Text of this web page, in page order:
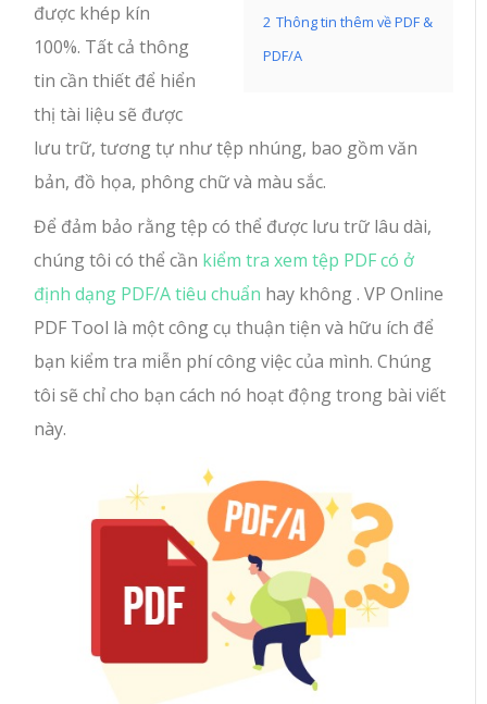
2 Thông tin thêm về PDF &
PDF/A
được khép kín
100%. Tất cả thông
tin cần thiết để hiển
thị tài liệu sẽ được
lưu trữ, tương tự như tệp nhúng, bao gồm văn
bản, đồ họa, phông chữ và màu sắc.
Để đảm bảo rằng tệp có thể được lưu trữ lâu dài,
chúng tôi có thể cần kiểm tra xem tệp PDF có ở
định dạng PDF/A tiêu chuẩn hay không . VP Online
PDF Tool là một công cụ thuận tiện và hữu ích để
bạn kiểm tra miễn phí công việc của mình. Chúng
tôi sẽ chỉ cho bạn cách nó hoạt động trong bài viết
này.